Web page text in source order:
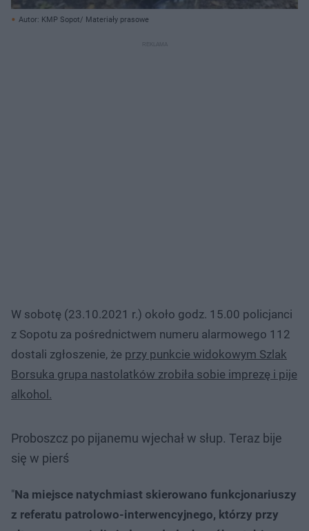
Autor: KMP Sopot/ Materiały prasowe
W sobotę (23.10.2021 r.) około godz. 15.00 policjanci
z Sopotu za pośrednictwem numeru alarmowego 112
dostali zgłoszenie, że przy punkcie widokowym Szlak
Borsuka grupa nastolatków zrobiła sobie imprezę i pije
alkohol.
Proboszcz po pijanemu wjechał w słup. Teraz bije
się w pierś
"Na miejsce natychmiast skierowano funkcjonariuszy
z referatu patrolowo-interwencyjnego, którzy przy